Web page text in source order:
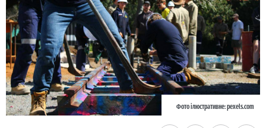
Фото ілюстративне: pexels.com